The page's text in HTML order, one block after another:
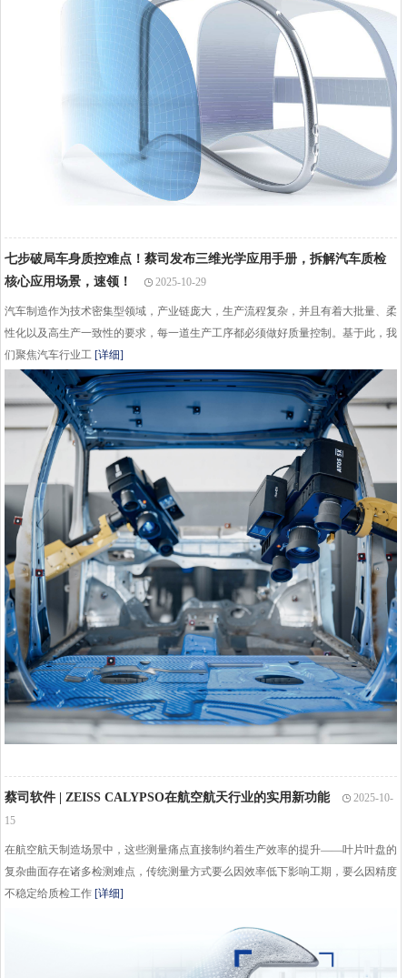
七步破局车身质控难点！蔡司发布三维光学应用手册，拆解汽车质检
核心应用场景，速领！
2025-10-29
汽车制造作为技术密集型领域，产业链庞大，生产流程复杂，并且有着大批量、柔
性化以及高生产一致性的要求，每一道生产工序都必须做好质量控制。基于此，我
们聚焦汽车行业工 [详细]
蔡司软件 | ZEISS CALYPSO在航空航天行业的实用新功能
2025-10-
15
在航空航天制造场景中，这些测量痛点直接制约着生产效率的提升——叶片叶盘的
复杂曲面存在诸多检测难点，传统测量方式要么因效率低下影响工期，要么因精度
不稳定给质检工作 [详细]